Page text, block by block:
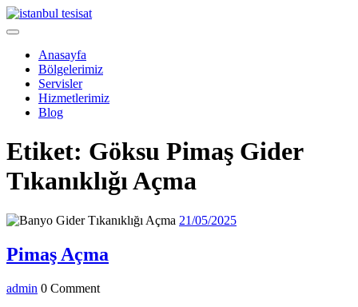
Skip
to
Open
Anasayfa
Bölgelerimiz
Servisler
Hizmetlerimiz
Blog
Menu
Etiket: Göksu Pimaş Gider
Tıkanıklığı Açma
21/05/202521/05/2025
Pimaş Açma
admin admin
0 Comment